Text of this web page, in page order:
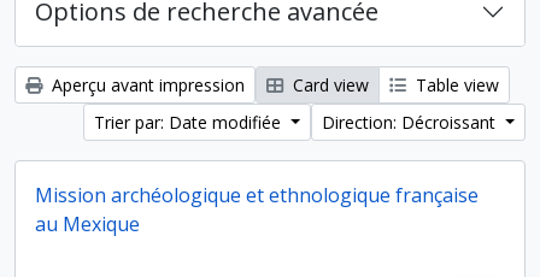
Options de recherche avancée
Aperçu avant impression Card view
Table view
Trier par: Date modifiée
Direction: Décroissant
Mission archéologique et ethnologique française
au Mexique